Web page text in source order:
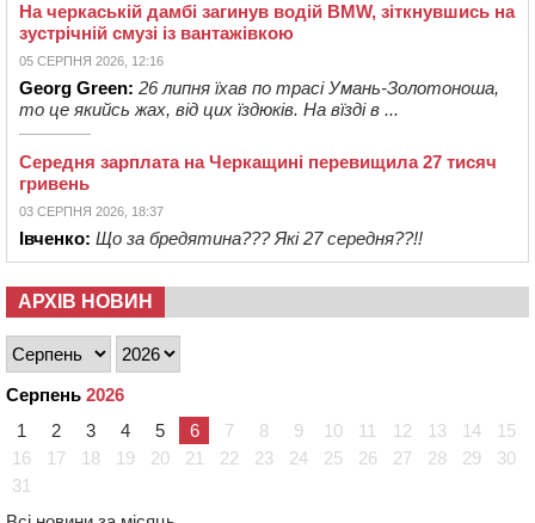
На черкаській дамбі загинув водій BMW, зіткнувшись на
зустрічній смузі із вантажівкою
05 СЕРПНЯ 2026, 12:16
Georg Green: 26 липня їхав по трасі Умань-Золотоноша,
то це якийсь жах, від цих їздюків. На вїзді в ...
Середня зарплата на Черкащині перевищила 27 тисяч
гривень
03 СЕРПНЯ 2026, 18:37
Івченко: Що за бредятина??? Які 27 середня??!!
АРХІВ НОВИН
Серпень 2026
1
2 3 4 5 6 7 8 9 10 11 12 13 14
15
16
17 18 19 20 21 22 23 24 25 26 27 28 29
30
31